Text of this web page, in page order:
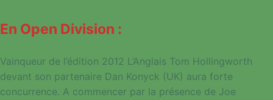
En Open Division :
Vainqueur de l’édition 2012 L’Anglais Tom Hollingworth
devant son partenaire Dan Konyck (UK) aura forte
concurrence. A commencer par la présence de Joe